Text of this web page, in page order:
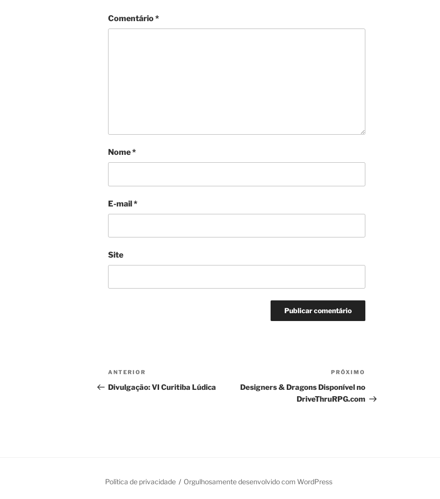
Comentário*
Nome*
E-mail*
Site
Navegação
de
Post
anterior
ANTERIOR
Divulgação: VI Curitiba Lúdica
post
PRÓXIMO
Designers & Dragons Disponível no
DriveThruRPG.com
Política de privacidade Orgulhosamente desenvolvido com WordPress